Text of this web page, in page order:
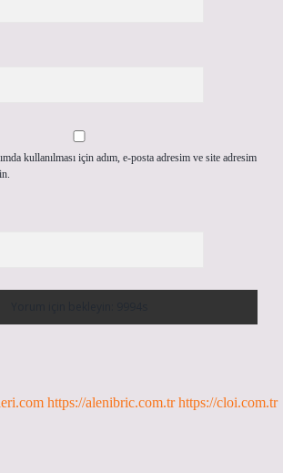
kullanılması için adım, e-posta adresim ve site adresim
https://alenibric.com.tr https://cloi.com.tr